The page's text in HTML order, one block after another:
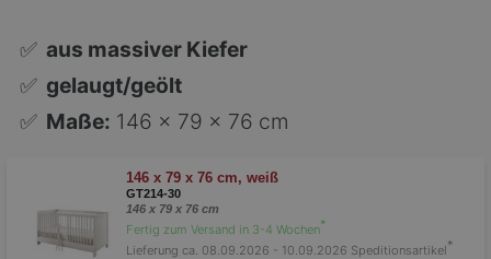
✅ aus massiver Kiefer
✅ gelaugt/geölt
✅ Maße: 146 x 79 x 76 cm
146 x 79 x 76 cm, weiß
GT214-30
146 x 79 x 76 cm
Fertig zum Versand in 3-4 Wochen*
Lieferung ca. 08.09.2026 - 10.09.2026 Speditionsartikel*